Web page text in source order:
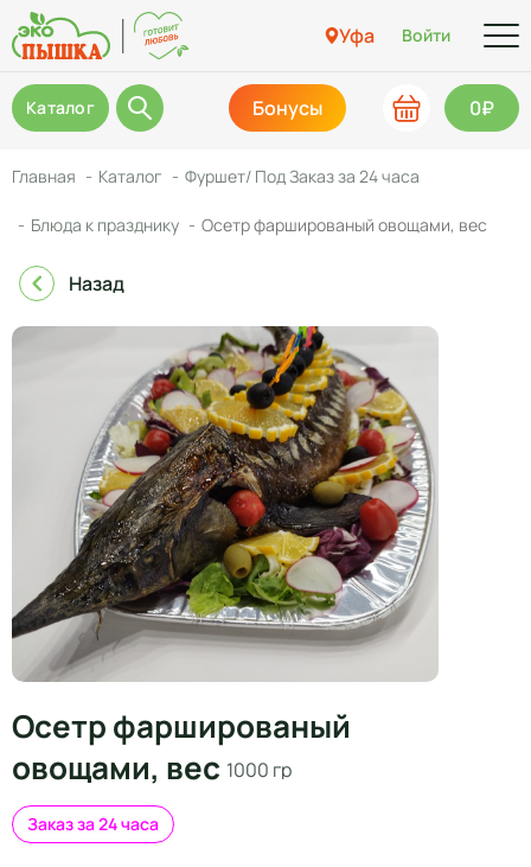
Уфа Войти
Каталог Бонусы 0₽
Главная Каталог Фуршет/ Под Заказ за 24 часа
Блюда к празднику Осетр фаршированый овощами, вес
Назад
Осетр фаршированый
овощами, вес 1000 гр
Заказ за 24 часа